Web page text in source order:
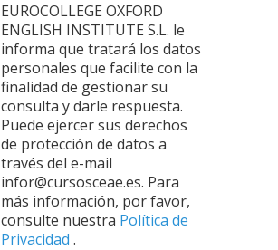
EUROCOLLEGE OXFORD
ENGLISH INSTITUTE S.L. le
informa que tratará los datos
personales que facilite con la
finalidad de gestionar su
consulta y darle respuesta.
Puede ejercer sus derechos
de protección de datos a
través del e-mail
infor@cursosceae.es. Para
más información, por favor,
consulte nuestra Política de
Privacidad .